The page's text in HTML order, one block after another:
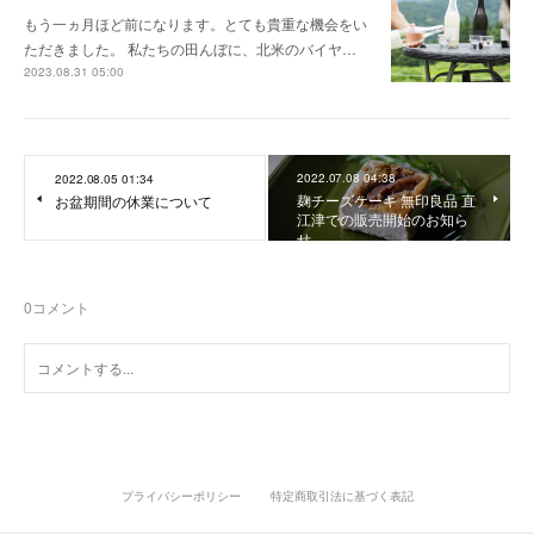
もう一ヵ月ほど前になります。とても貴重な機会をい
ただきました。 私たちの田んぼに、北米のバイヤ…
2023.08.31 05:00
2022.08.05 01:34
お盆期間の休業について
2022.07.08 04:38
麹チーズケーキ 無印良品 直
江津での販売開始のお知ら
せ
0コメント
プライバシーポリシー 特定商取引法に基づく表記